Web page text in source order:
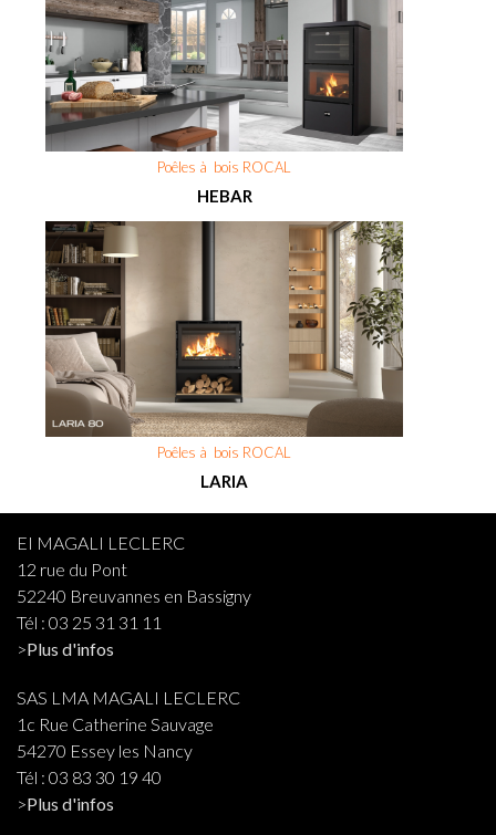
Poêles à bois ROCAL
HEBAR
Poêles à bois ROCAL
LARIA
EI MAGALI LECLERC
12 rue du Pont
52240 Breuvannes en Bassigny
Tél : 03 25 31 31 11
>Plus d'infos
SAS LMA MAGALI LECLERC
1c Rue Catherine Sauvage
54270 Essey les Nancy
Tél : 03 83 30 19 40
>Plus d'infos